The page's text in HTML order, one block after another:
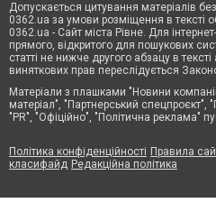
Допускається цитування матеріалів
0362.ua за умови розміщення в тексті
0362.ua - Сайт міста Рівне. Для
прямого, відкритого для пошукових
статті не нижче другого абзацу в
виняткових прав переслідується
Матеріали з плашками "Новини
матеріал", "Партнерський спецпроєкт",
"PR", "Офіційно", "Політична реклама"
Політика конфіденційності Правила
класифайд Редакційна політика